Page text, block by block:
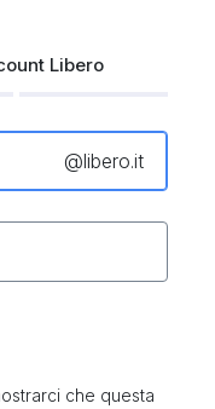
Libero
@libero.it
che questa